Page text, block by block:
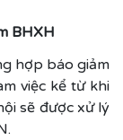
BHXH
hợp báo giảm
việc kể từ khi
sẽ được xử lý